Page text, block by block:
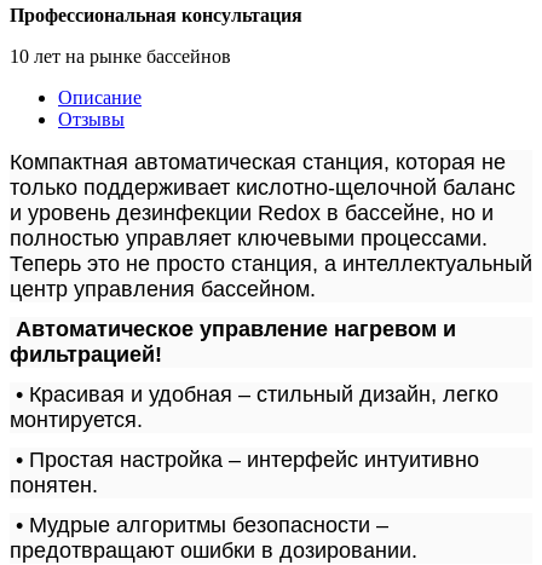
Профессиональная консультация
10 лет на рынке бассейнов
Описание
Отзывы
Компактная автоматическая станция, которая не
только поддерживает кислотно-щелочной баланс
и уровень дезинфекции Redox в бассейне, но и
полностью управляет ключевыми процессами.
Теперь это не просто станция, а интеллектуальный
центр управления бассейном.
Автоматическое управление нагревом и
фильтрацией!
• Красивая и удобная – стильный дизайн, легко
монтируется.
• Простая настройка – интерфейс интуитивно
понятен.
• Мудрые алгоритмы безопасности –
предотвращают ошибки в дозировании.